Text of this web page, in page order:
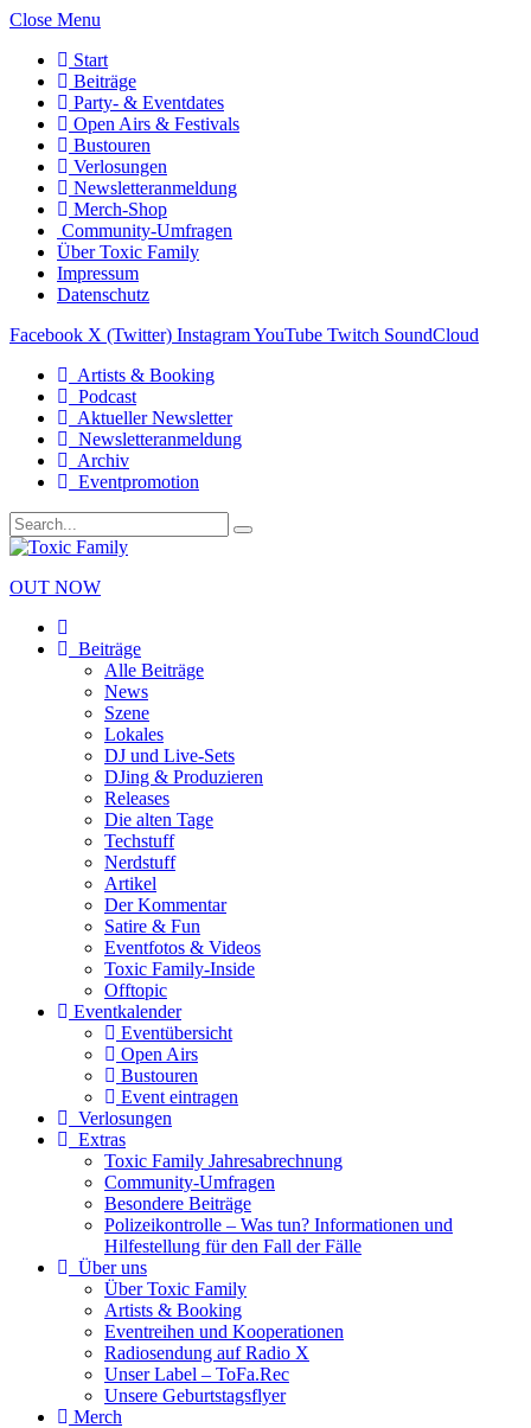
Close Menu
Start
Beiträge
Party- & Eventdates
Open Airs & Festivals
Bustouren
Verlosungen
Newsletteranmeldung
Merch-Shop
Community-Umfragen
Über Toxic Family
Impressum
Datenschutz
Facebook X (Twitter) InstagramYouTube Twitch SoundCloud
Artists & Booking
Podcast
Aktueller Newsletter
Newsletteranmeldung
Archiv
Eventpromotion
OUT NOW
Beiträge
Alle Beiträge
News
Szene
Lokales
DJ und Live-Sets
DJing & Produzieren
Releases
Die alten Tage
Techstuff
Nerdstuff
Artikel
Der Kommentar
Satire & Fun
Eventfotos & Videos
Toxic Family-Inside
Offtopic
Eventkalender
Eventübersicht
Open Airs
Bustouren
Event eintragen
Verlosungen
Extras
Toxic Family Jahresabrechnung
Community-Umfragen
Besondere Beiträge
Polizeikontrolle – Was tun? Informationen und
Hilfestellung für den Fall der Fälle
Über uns
Über Toxic Family
Artists & Booking
Eventreihen und Kooperationen
Radiosendung auf Radio X
Unser Label – ToFa.Rec
Unsere Geburtstagsflyer
Merch